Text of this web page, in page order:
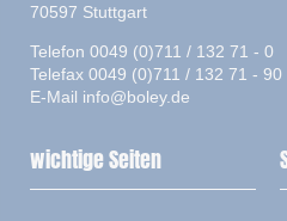
70597 Stuttgart
Telefon 0049 (0)711 / 132 71 - 0
Telefax 0049 (0)711 / 132 71 - 90
E-Mail info@boley.de
wichtige Seiten